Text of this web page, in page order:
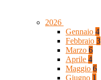
2026
Gennaio 4
Febbraio 3
Marzo 6
Aprile 4
Maggio 6
Giugno 1